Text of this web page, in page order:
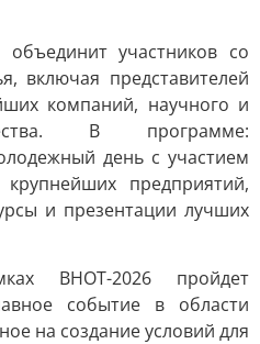
участников со
включая представителей
компаний, научного и
В программе:
день с участием
предприятий,
и презентации лучших
ВНОТ-2026 пройдет
событие в области
на создание условий для